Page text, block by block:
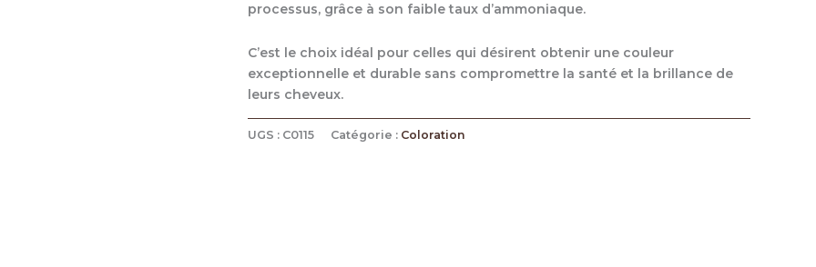
processus, grâce à son faible taux d’ammoniaque.
C’est le choix idéal pour celles qui désirent obtenir une couleur
exceptionnelle et durable sans compromettre la santé et la brillance de
leurs cheveux.
UGS : C0115 Catégorie : Coloration